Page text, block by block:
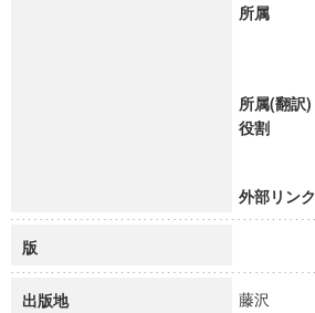
所属
所属(翻訳)
役割
外部リンク
版
出版地 藤沢